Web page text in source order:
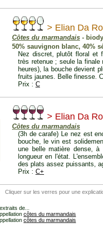
> Elian Da
Côtes du marmandais -
50% sauvignon blanc, 40%
Nez discret, plutôt floral et
très retenue ; seule la finale
heures), la bouche devient
fruits jaunes. Belle finesse.
Prix : C
> Elian Da
Côtes du marmandais
(3h de carafe) Le nez est
bouche, le vin est
une belle matière dense, à
longueur en l'état.
des plats assez puissants,
Prix : C+
Cliquer sur les verres pour une
de...
côtes du marmandais
côtes du marmandais